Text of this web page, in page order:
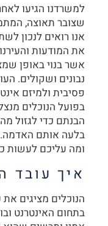
למשרדנו הגיעו
שצובר תאוצה,
אנו רואים לנכון
את המודעות
אשר בנוי באופן
נבונים ושקולים.
פסיבית ולמיזם
בפועל הנוכלים
הבנתם כדי לגזול
בלעה אותם האדמה.
ומה עליכם לעשות
איך עובד
הנוכלים מציגים
בתחום האינטרנט